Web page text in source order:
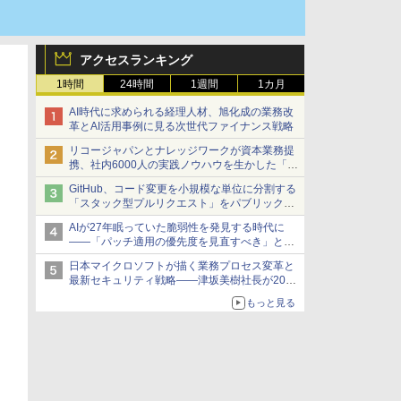
アクセスランキング
1時間 24時間 1週間 1カ月
AI時代に求められる経理人材、旭化成の業務改
革とAI活用事例に見る次世代ファイナンス戦略
リコージャパンとナレッジワークが資本業務提
携、社内6000人の実践ノウハウを生かした「AI
商談記録 for RICOH」を展開へ
GitHub、コード変更を小規模な単位に分割する
「スタック型プルリクエスト」をパブリックプ
レビューで提供
AIが27年眠っていた脆弱性を発見する時代に
――「パッチ適用の優先度を見直すべき」とセ
キュリティ専門家
日本マイクロソフトが描く業務プロセス変革と
最新セキュリティ戦略――津坂美樹社長が2027
もっと見る